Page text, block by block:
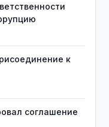
к
соглашение